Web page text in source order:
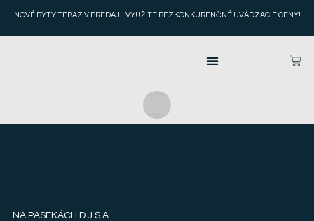
NOVÉ BYTY TERAZ V PREDAJI! VYUŽITE BEZKONKURENČNÉ UVÁDZACIE CENY!
NA PASEKÁCH D J.S.A.